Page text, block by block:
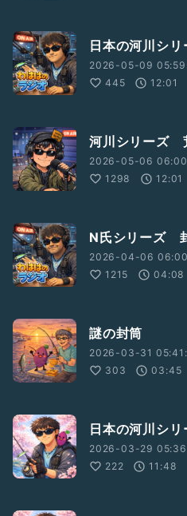
日本の河川シ
2026-05-09
445
12:01
河川シリーズ
2026-05-06
1298
12:01
N氏シリーズ
2026-04-06
1215
04:08
謎の封筒
2026-03-31
303
03:45
日本の河川シリ
2026-03-29
222
11:48